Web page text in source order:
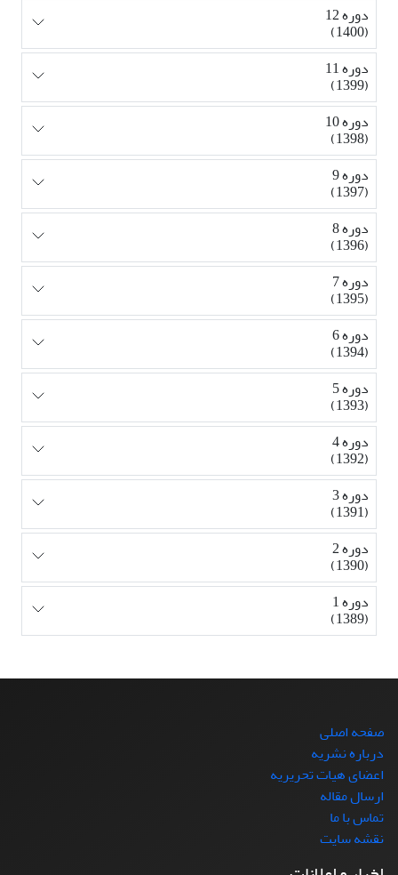
دوره 12
(1400)
دوره 11
(1399)
دوره 10
(1398)
دوره 9
(1397)
دوره 8
(1396)
دوره 7
(1395)
دوره 6
(1394)
دوره 5
(1393)
دوره 4
(1392)
دوره 3
(1391)
دوره 2
(1390)
دوره 1
(1389)
صفحه اصلی
درباره نشریه
اعضای هیات تحریریه
ارسال مقاله
تماس با ما
نقشه سایت